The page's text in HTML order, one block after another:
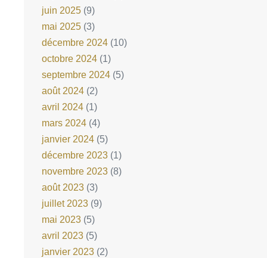
juin 2025 (9)
mai 2025 (3)
décembre 2024 (10)
octobre 2024 (1)
septembre 2024 (5)
août 2024 (2)
avril 2024 (1)
mars 2024 (4)
janvier 2024 (5)
décembre 2023 (1)
novembre 2023 (8)
août 2023 (3)
juillet 2023 (9)
mai 2023 (5)
avril 2023 (5)
janvier 2023 (2)